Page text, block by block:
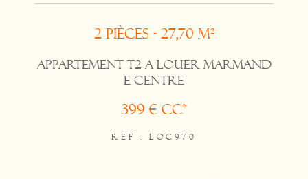
2 pièces - 27,70 m²
APPARTEMENT T2 A LOUER MARMAND
E CENTRE
399 € CC*
REF : LOC970